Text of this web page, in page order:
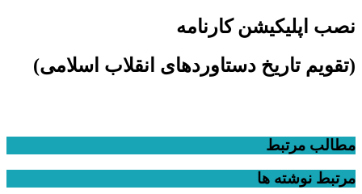
نصب اپلیکیشن کارنامه
(تقویم تاریخ دستاوردهای انقلاب اسلامی​)
مطالب مرتبط
مرتبط نوشته ها